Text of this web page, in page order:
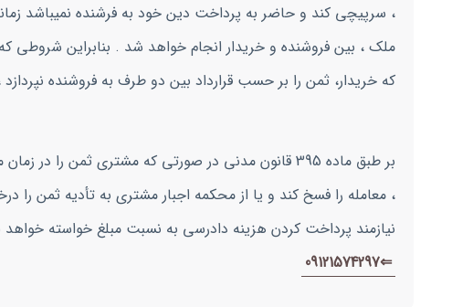
، سرپیچی کند و حاضر به پرداخت دین خود به فرشنده نمیباشد
ملک ، بین فروشنده و خریدار انجام خواهد شد . بنابراین شروطی
که خریدار، ثمن را بر حسب قرارداد بین دو طرف به فروشنده
بر طبق ماده 395 قانون مدنی در صورتی که مشتری ثمن
، معامله را فسخ کند و یا از محکمه اجبار مشتری به تأدیه ثمن
نیازمند پرداخت کردن هزینه دادرسی به نسبت مبلغ خواسته خواهد
⇐09121574297